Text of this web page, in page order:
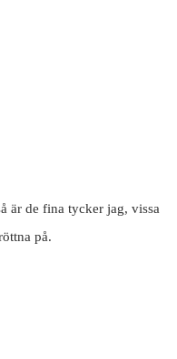
är de fina tycker jag, vissa
på.